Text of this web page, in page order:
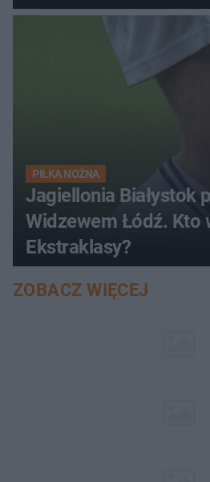
PIŁKA NOŻNA
Jagiellonia Białystok
Widzewem Łódź. Kto
Ekstraklasy?
ZOBACZ WIĘCEJ